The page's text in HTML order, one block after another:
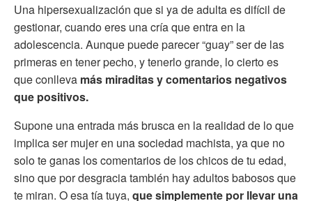
Una hipersexualización que si ya de adulta es difícil de
gestionar, cuando eres una cría que entra en la
adolescencia. Aunque puede parecer “guay” ser de las
primeras en tener pecho, y tenerlo grande, lo cierto es
que conlleva más miraditas y comentarios negativos
que positivos.
Supone una entrada más brusca en la realidad de lo que
implica ser mujer en una sociedad machista, ya que no
solo te ganas los comentarios de los chicos de tu edad,
sino que por desgracia también hay adultos babosos que
te miran. O esa tía tuya, que simplemente por llevar una